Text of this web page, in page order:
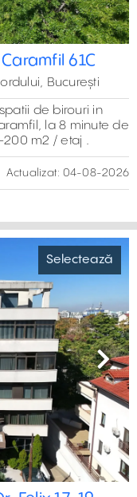
61C
București
de birouri in
la 8 minute de
200 m2 / etaj .
Actualizat: 04-08-2026
Selectează
Next